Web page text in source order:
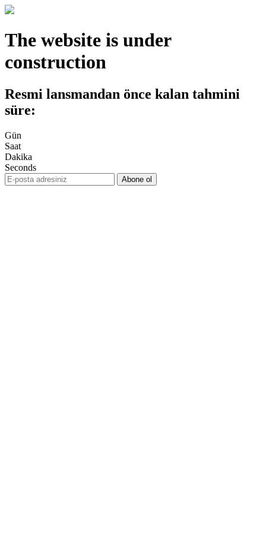
The website is under
construction
Resmi lansmandan önce kalan tahmini
süre:
Gün
Saat
Dakika
Seconds